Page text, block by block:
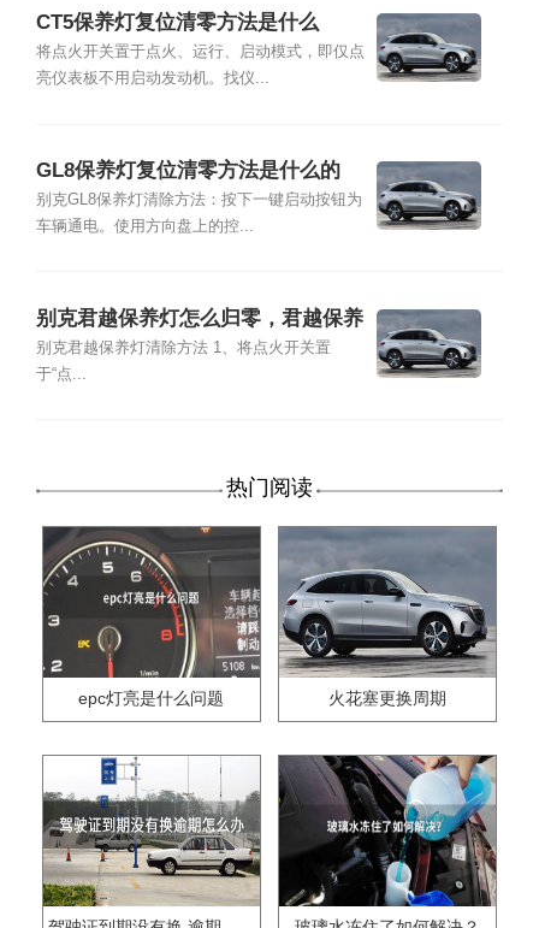
CT5保养灯复位清零方法是什么
将点火开关置于点火、运行、启动模式，即仅点
亮仪表板不用启动发动机。找仪...
GL8保养灯复位清零方法是什么的
别克GL8保养灯清除方法：按下一键启动按钮为
车辆通电。使用方向盘上的控...
别克君越保养灯怎么归零，君越保养
灯复位清零方法
别克君越保养灯清除方法 1、将点火开关置
于“点...
热门阅读
epc灯亮是什么问题 火花塞更换周期